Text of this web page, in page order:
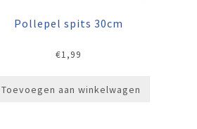
Pollepel spits 30cm
€1,99
Toevoegen aan winkelwagen